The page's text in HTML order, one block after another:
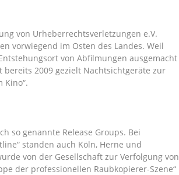
von Urheberrechtsverletzungen e.V.
vorwiegend im Osten des Landes. Weil
von Abfilmungen ausgemacht
2009 gezielt Nachtsichtgeräte zur
Kino“.
so genannte Release Groups. Bei
standen auch Köln, Herne und
von der Gesellschaft zur Verfolgung von
der professionellen Raubkopierer-Szene“